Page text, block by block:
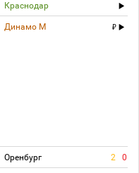
Краснодар
Динамо М
Оренбург 2 0